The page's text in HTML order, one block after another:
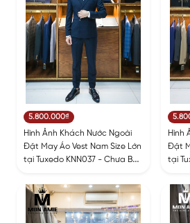
5.800.000₫
Hình Ảnh Khách Nước Ngoài
Đặt May Áo Vest Nam Size Lớn
tại Tuxedo KNN037 - Chưa Bao
Hình
Đặt
tại